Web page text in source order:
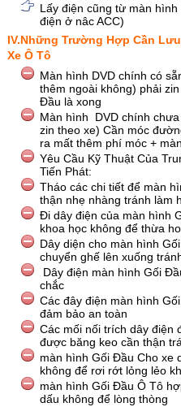
Lấy điện cũng từ màn
điện ở nâc ACC)
IV.Những Trường Hợp Cần
Xe Ô Tô
Màn hình DVD chính có
thêm ngoài không) phải
Đầu là xong
Màn hình DVD chính
zin theo xe) Cần móc
ra mất thêm phí móc +
Yêu Cầu Kỹ Thuật Của
Tiến Phát:
Tháo các chi tiết để màn
thận nhẹ nhàng tránh làm
Đi dây điện của màn hình
khoa học không để thừa
Dây diện cho màn hình
chuyển ghế lên xuống
Dây điện màn hình Gối
chắc
Các đây điện màn hình
đảm bảo an toàn
Các mối nối trích dây điện
được băng keo cần thận
màn hình Gối Đầu Cho xe
không để rơi rớt lỏng lẻo
màn hình Gối Đầu Ô Tô
dấu không để lòng thòng